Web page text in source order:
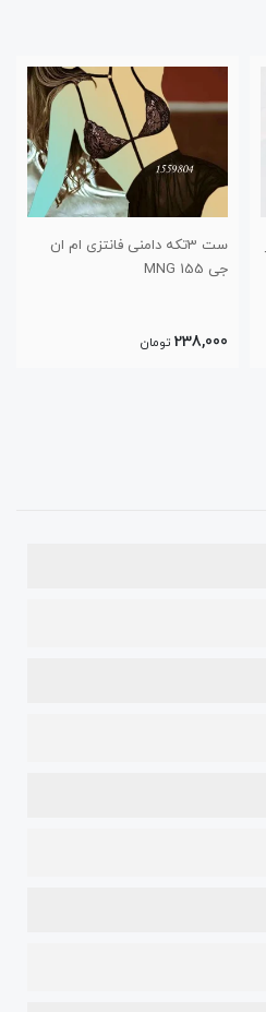
ست 3تکه دامنی فانتزی ام ان
جی 155 MNG
238,000 تومان